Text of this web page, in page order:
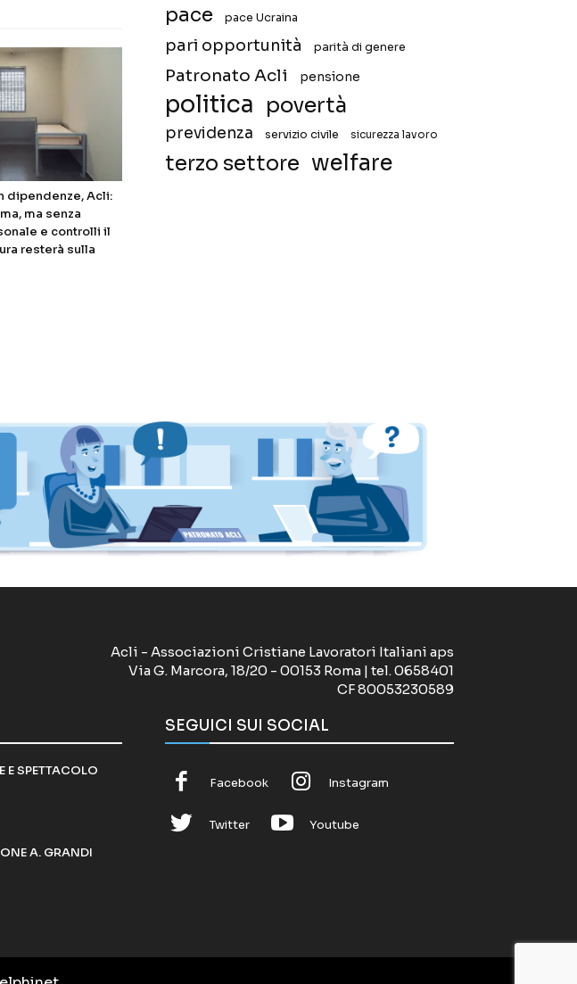
dipendenze, Acli:
ma senza
e controlli il
resterà sulla
pace
pace Ucraina
pari opportunità parità di genere
Patronato Acli pensione
politica povertà
previdenza servizio civile sicurezza lavoro
terzo settore welfare
Acli - Associazioni Cristiane Lavoratori Italiani aps
Via G. Marcora, 18/20 - 00153 Roma | tel. 0658401
CF 80053230589
E SPETTACOLO
A. GRANDI
SEGUICI SUI SOCIAL
Facebook Instagram
Twitter Youtube